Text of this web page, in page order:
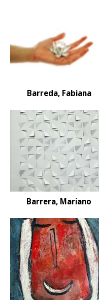
Barreda, Fabiana
Barrera, Mariano